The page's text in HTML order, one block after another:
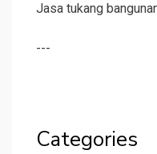
Jasa tukang
---
Categories